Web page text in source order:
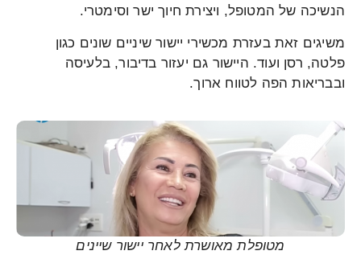
הנשיכה של המטופל, ויצירת חיוך ישר וסימטרי.
משיגים זאת בעזרת מכשירי יישור שיניים שונים כגון
פלטה, רסן ועוד. היישור גם יעזור בדיבור, בלעיסה
ובבריאות הפה לטווח ארוך.
מטופלת מאושרת לאחר יישור שיינים